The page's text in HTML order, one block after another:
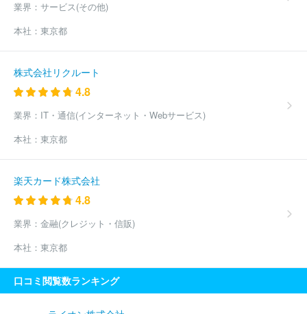
業界： サービス(その他)
本社： 東京都
株式会社リクルート
4.8
業界： IT・通信(インターネット・Webサービス)
本社： 東京都
楽天カード株式会社
4.8
業界： 金融(クレジット・信販)
本社： 東京都
口コミ閲覧数ランキング